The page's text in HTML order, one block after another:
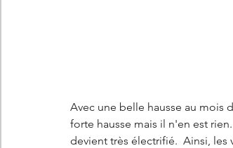
France Citroën Jumper
Avec une belle hausse au mois
forte hausse mais il n'en est
devient très électrifié.  Ainsi, les